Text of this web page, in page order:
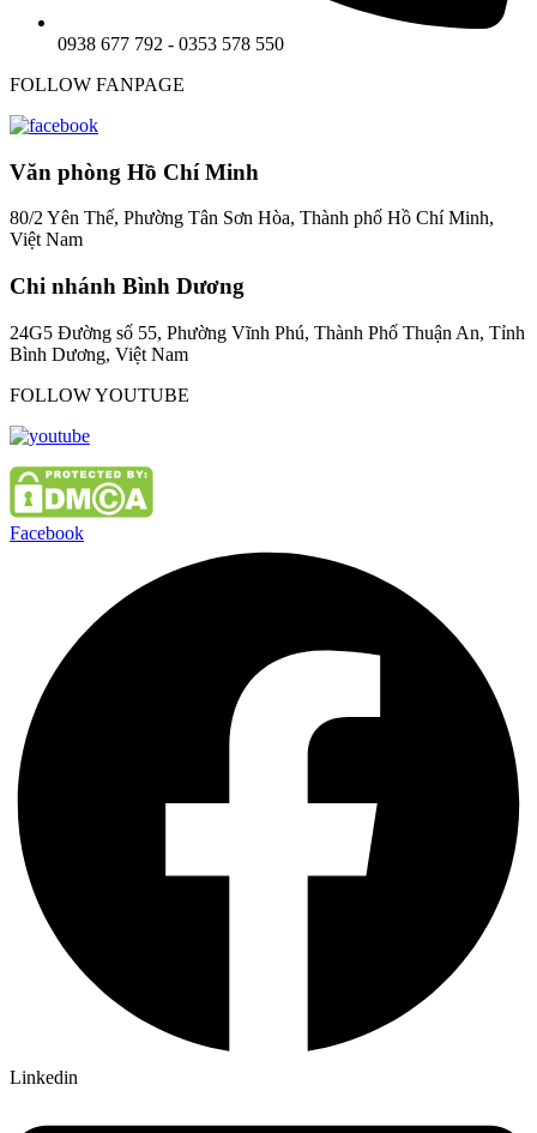
0938 677 792 - 0353 578 550
FOLLOW FANPAGE
Văn phòng Hồ Chí Minh
80/2 Yên Thế, Phường Tân Sơn Hòa, Thành phố Hồ Chí Minh,
Việt Nam
Chi nhánh Bình Dương
24G5 Đường số 55, Phường Vĩnh Phú, Thành Phố Thuận An, Tỉnh
Bình Dương, Việt Nam
FOLLOW YOUTUBE
Facebook
Linkedin